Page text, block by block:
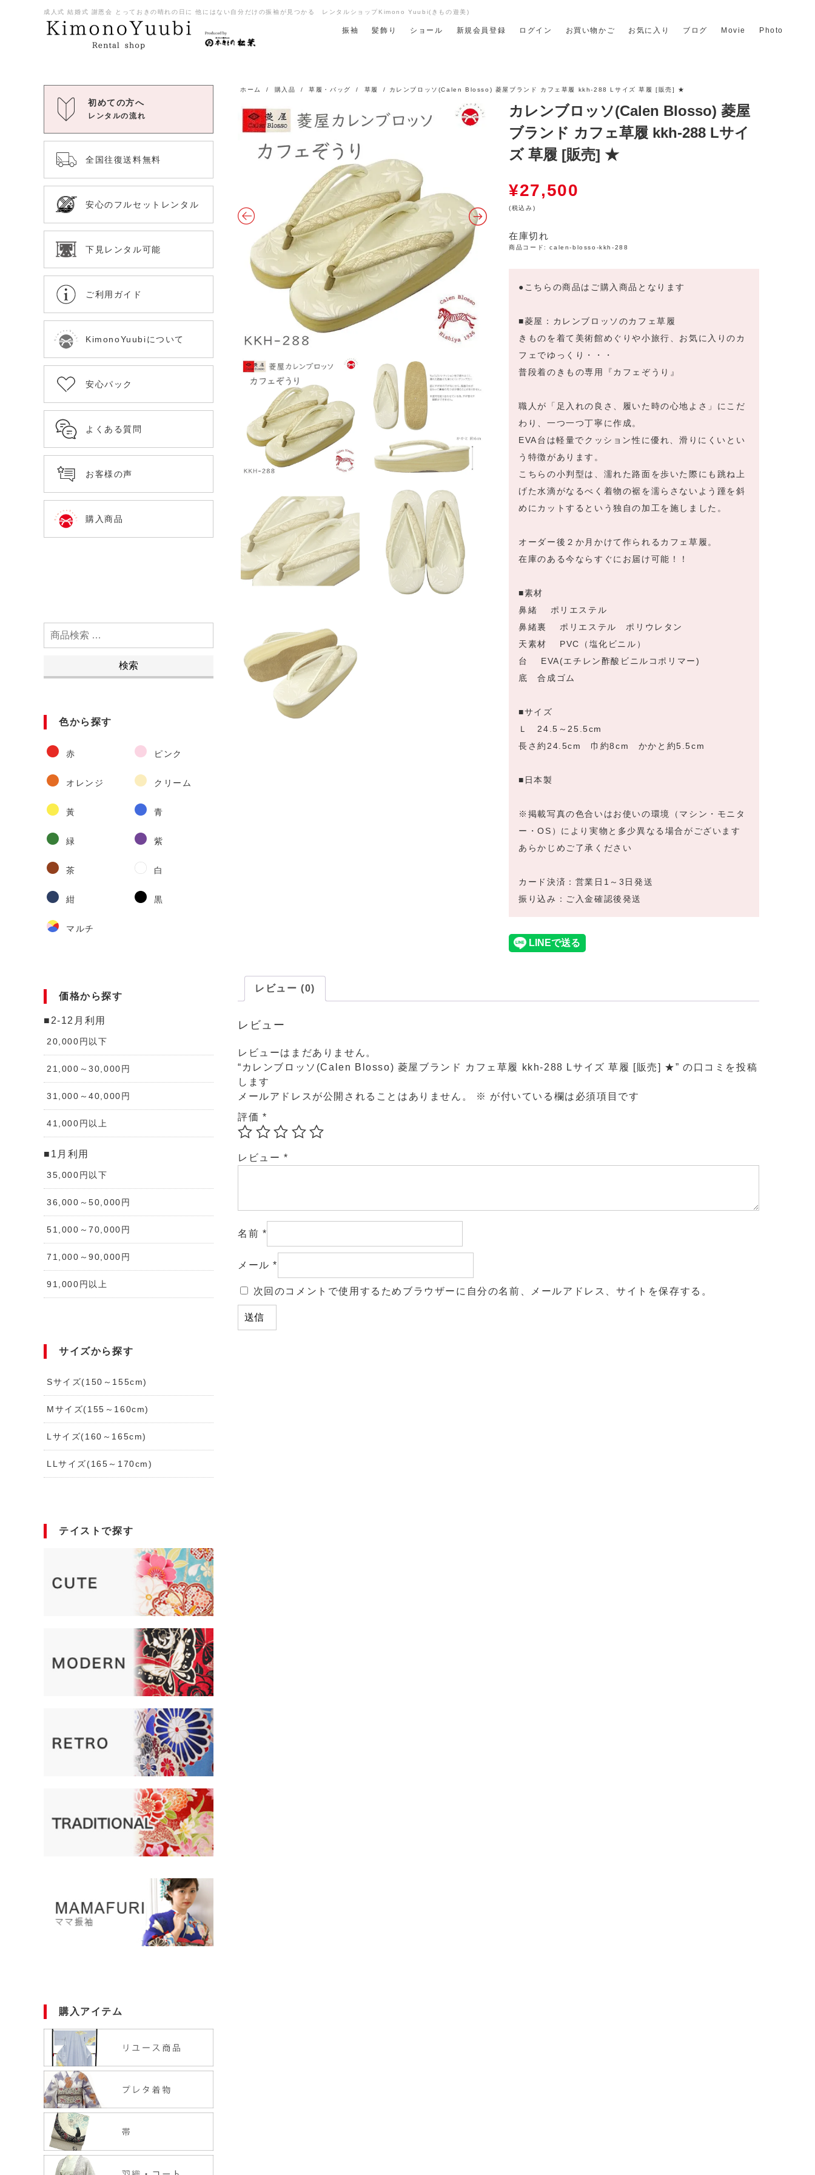
成人式 結婚式 謝恩会 とっておきの晴れの日に 他にはない自分だけの振袖が見つかる レンタルショップKimono Yuubi(きもの遊美)
振袖 髪飾り ショール 新規会員登録 ログイン お買い物かご お気に入り ブログ Movie Photo
検
検索
色から探す
赤 ピンク
オレンジ クリーム
黃 青
緑 紫
茶 白
紺 黒
マルチ
価格から探す
■2-12月利用
20,000円以下
21,000～30,000円
31,000～40,000円
41,000円以上
■1月利用
35,000円以下
36,000～50,000円
51,000～70,000円
71,000～90,000円
91,000円以上
サイズから探す
Sサイズ(150～155cm)
Mサイズ(155～160cm)
Lサイズ(160～165cm)
LLサイズ(165～170cm)
テイストで探す
購入アイテム
初めての方へ
レンタルの流れ
全国往復送料無料
安心のフルセットレンタル
下見レンタル可能
ご利用ガイド
KimonoYuubiについて
安心パック
よくある質問
お客様の声
購入商品
ホーム / 購入品 / 草履・バッグ / 草履 / カレンブロッソ(Calen Blosso) 菱屋ブランド カフェ草履 kkh-288 Lサイズ 草履 [販売] ★
カレンブロッソ(Calen Blosso) 菱屋
ブランド カフェ草履 kkh-288 Lサイ
ズ 草履 [販売] ★
¥27,500
(税込み)
在庫切れ
商品コード:calen-blosso-kkh-288
●こちらの商品はご購入商品となります
■菱屋：カレンブロッソのカフェ草履
きものを着て美術館めぐりや小旅行、お気に入りのカ
フェでゆっくり・・・
普段着のきもの専用『カフェぞうり』
職人が「足入れの良さ、履いた時の心地よさ」にこだ
わり、一つ一つ丁寧に作成。
EVA台は軽量でクッション性に優れ、滑りにくいとい
う特徴があります。
こちらの小判型は、濡れた路面を歩いた際にも跳ね上
げた水滴がなるべく着物の裾を濡らさないよう踵を斜
めにカットするという独自の加工を施しました。
オーダー後２か月かけて作られるカフェ草履。
在庫のある今ならすぐにお届け可能！！
■素材
鼻緒 ポリエステル
鼻緒裏 ポリエステル ポリウレタン
天素材 PVC（塩化ビニル）
台 EVA(エチレン酢酸ビニルコポリマー)
底 合成ゴム
■サイズ
Ｌ 24.5～25.5cm
長さ約24.5cm 巾約8cm かかと約5.5cm
■日本製
※掲載写真の色合いはお使いの環境（マシン・モニタ
ー・OS）により実物と多少異なる場合がございます
あらかじめご了承ください
カード決済：営業日1～3日発送
振り込み：ご入金確認後発送
レビュー (0)
レビュー
レビューはまだありません。
“カレンブロッソ(Calen Blosso) 菱屋ブランド カフェ草履 kkh-288 Lサイズ 草履 [販売] ★” の口コミを投稿
します
メールアドレスが公開されることはありません。
※ が付いている欄は必須項目です
評価 *
レビュー *
名前 *
メール*
次回のコメントで使用するためブラウザーに自分の名前、メールアドレス、サイトを保存する。